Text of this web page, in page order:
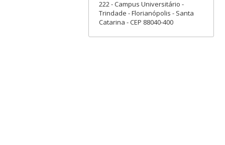
222 - Campus Universitário -
Trindade - Florianópolis - Santa
Catarina - CEP 88040-400